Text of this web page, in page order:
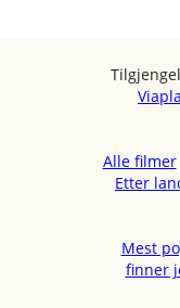
Alle filmer
Etter
Mest
finner